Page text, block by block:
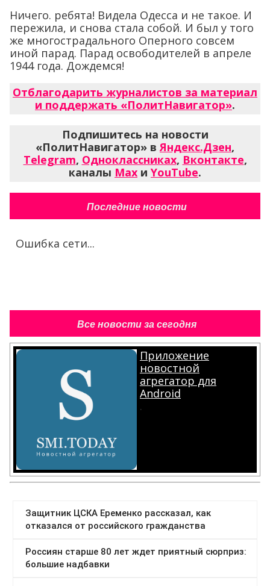
Ничего. ребята! Видела Одесса и не такое. И
пережила, и снова стала собой. И был у того
же многострадального Оперного совсем
иной парад. Парад освободителей в апреле
1944 года. Дождемся!
Отблагодарить журналистов за материал
и поддержать «ПолитНавигатор».
Подпишитесь на новости
«ПолитНавигатор» вЯндекс.Дзен,
Telegram, Одноклассниках, Вконтакте,
каналы Max и YouTube.
Последние новости
Ошибка сети...
Все новости за сегодня
Приложение
новостной
агрегатор для
Android
.